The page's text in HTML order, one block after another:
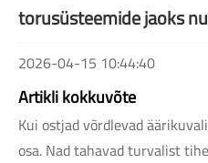
torusüsteemide jaoks
2026-04-15 10:44:40
Artikli kokkuvõte
Kui ostjad võrdlevad
osa. Nad tahavad turvalist